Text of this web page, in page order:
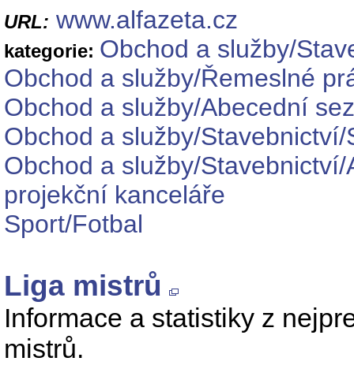
URL: www.alfazeta.cz
kategorie: Obchod a služby/
Obchod a služby/Řemeslné
Obchod a služby/Abecední
Obchod a služby/
Obchod a služby/
projekční kanceláře
Sport/Fotbal
Liga mistrů
Informace a statistiky z
mistrů.